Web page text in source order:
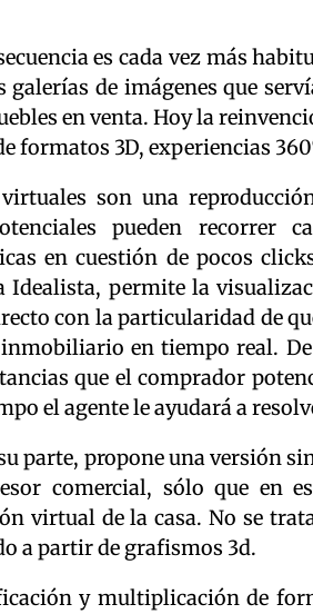
es cada vez más
galerías de imágenes que
en venta. Hoy la
formatos 3D, experiencias
son una
pueden recorrer
en cuestión de pocos
Idealista, permite la
con la particularidad de
en tiempo real. De
que el comprador
el agente le ayudará a
parte, propone una versión
comercial, sólo que en
virtual de la casa. No se
a partir de grafismos 3d.
y multiplicación de